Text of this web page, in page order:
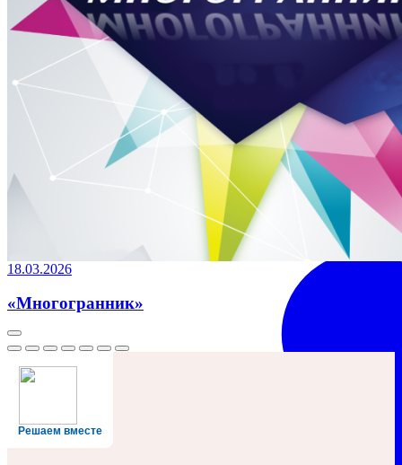
18.03.2026
«Многогранник»
Решаем вместе